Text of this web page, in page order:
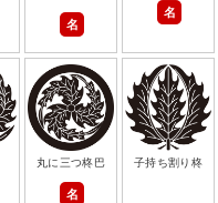
名
名
丸に三つ柊巴
名
子持ち割り柊